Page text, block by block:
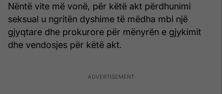
Nëntë vite më vonë, për këtë akt përdhunimi
seksual u ngritën dyshime të mëdha mbi një
gjyqtare dhe prokurore për mënyrën e gjykimit
dhe vendosjes për këtë akt.